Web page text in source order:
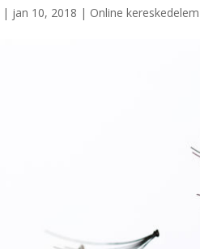
| jan 10, 2018 | Online kereskedelem